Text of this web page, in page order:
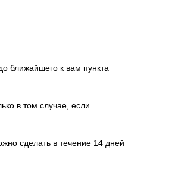
ближайшего к вам пункта
в том случае, если
сделать в течение 14 дней